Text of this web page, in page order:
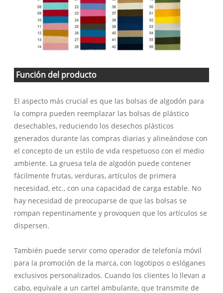
Función del producto
El aspecto más crucial es que las bolsas de algodón para
la compra pueden reemplazar las bolsas de plástico
desechables, reduciendo los desechos plásticos
generados durante las compras diarias y alineándose con
el concepto de un estilo de vida respetuoso con el medio
ambiente. La gruesa tela de algodón puede contener
fácilmente frutas, verduras, artículos de primera
necesidad, etc., con una capacidad de carga estable. No
hay necesidad de preocuparse de que las bolsas se
rompan repentinamente y provoquen que los artículos se
dispersen.
También puede servir como operador de telefonía móvil
para la promoción de la marca, con logotipos o eslóganes
exclusivos personalizados. Cuando los clientes lo llevan a
cabo, equivale a un cartel ambulante, que transmite de